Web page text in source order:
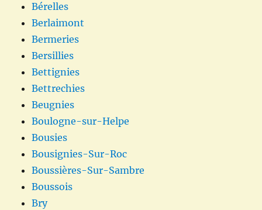
Bérelles
Berlaimont
Bermeries
Bersillies
Bettignies
Bettrechies
Beugnies
Boulogne-sur-Helpe
Bousies
Bousignies-Sur-Roc
Boussières-Sur-Sambre
Boussois
Bry